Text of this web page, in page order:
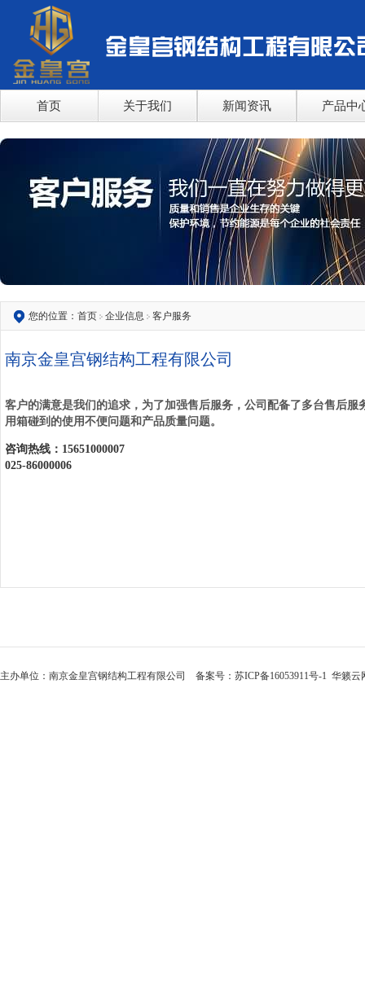
首页 关于我们 新闻资讯 产品中
您的位置： 首页 企业信息 客户服务
南京金皇宫钢结构工程有限公司
客户的满意是我们的追求，为了加强售后服务，公司配备了多台售后服
用箱碰到的使用不便问题和产品质量问题。
咨询热线：15651000007
025-86000006
主办单位：南京金皇宫钢结构工程有限公司 备案号： 苏ICP备16053911号-1 华籁云